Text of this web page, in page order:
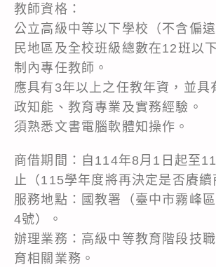
教師資格：
公立高級中等以下學校（不含偏
民地區及全校班級總數在12班以
制內專任教師。
應具有3年以上之任教年資，並具
政知能、教育專業及實務經驗。
須熟悉文書電腦軟體知操作。
商借期間：自114年8月1日起至
止（115學年度將再決定是否賡續
服務地點：國教署（臺中市霧峰
4號）。
辦理業務：高級中等教育階段技
育相關業務。